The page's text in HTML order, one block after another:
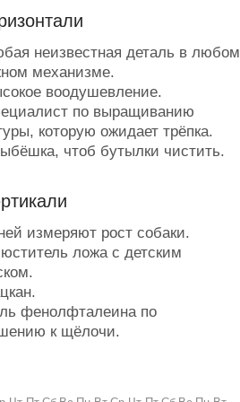
неизвестная деталь в любом
механизме.
воодушевление.
по выращиванию
которую ожидает трёпка.
чтоб бутылки чистить.
есть нечего.
выправка.
в роли забора.
закусь.
свой хлеб на
о её создании был
измеряют рост собаки.
ложа с детским
фенолфталеина по
к щёлочи.